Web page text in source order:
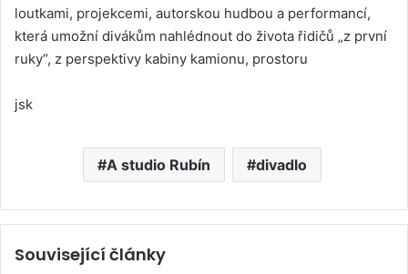
loutkami, projekcemi, autorskou hudbou a performancí,
která umožní divákům nahlédnout do života řidičů „z první
ruky“, z perspektivy kabiny kamionu, prostoru
jsk
A studio Rubín divadlo
Související články